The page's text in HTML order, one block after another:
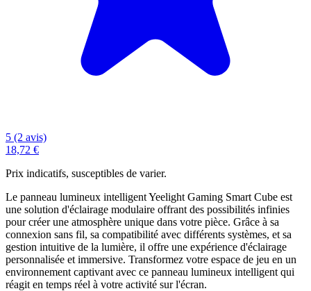
5 (2 avis)
18,72 €
Prix indicatifs, susceptibles de varier.
Le panneau lumineux intelligent Yeelight Gaming Smart Cube est
une solution d'éclairage modulaire offrant des possibilités infinies
pour créer une atmosphère unique dans votre pièce. Grâce à sa
connexion sans fil, sa compatibilité avec différents systèmes, et sa
gestion intuitive de la lumière, il offre une expérience d'éclairage
personnalisée et immersive. Transformez votre espace de jeu en un
environnement captivant avec ce panneau lumineux intelligent qui
réagit en temps réel à votre activité sur l'écran.